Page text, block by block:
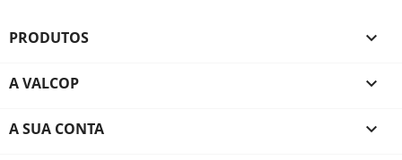
PRODUTOS 
A VALCOP 
A SUA CONTA 